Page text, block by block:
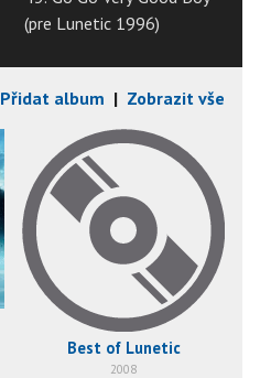
(pre Lunetic 1996)
Přidat album | Zobrazit vše
Best of Lunetic
2008